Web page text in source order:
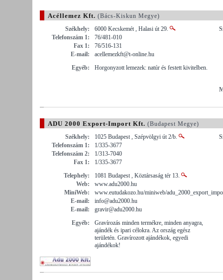
Acéllemez Kft. (Bács-Kiskun Megye)
Székhely:
6000 Kecskemét , Halasi út 29.
Telefonszám 1:
76/481-010
Fax 1:
76/516-131
E-mail:
acellemezkft@t-online.hu
Egyéb:
Horgonyzott lemezek: natúr és festett kivitelben.
ADU 2000 Export-Import Kft. (Budapest Megye)
Székhely:
1025 Budapest , Szépvölgyi út 2/b.
Telefonszám 1:
1/335-3677
Telefonszám 2:
1/313-7040
Fax 1:
1/335-3677
Telephely:
1081 Budapest , Köztársaság tér 13.
Web:
www.adu2000.hu
MiniWeb:
www.eutudakozo.hu/miniweb/
E-mail:
info@adu2000.hu
E-mail:
gravir@adu2000.hu
Egyéb:
Gravírozás minden termékre, minden anyagra,
ajándék és ipari célokra. Az ország egész
területén. Gravírozott ajándékok, egyedi
ajándékok!